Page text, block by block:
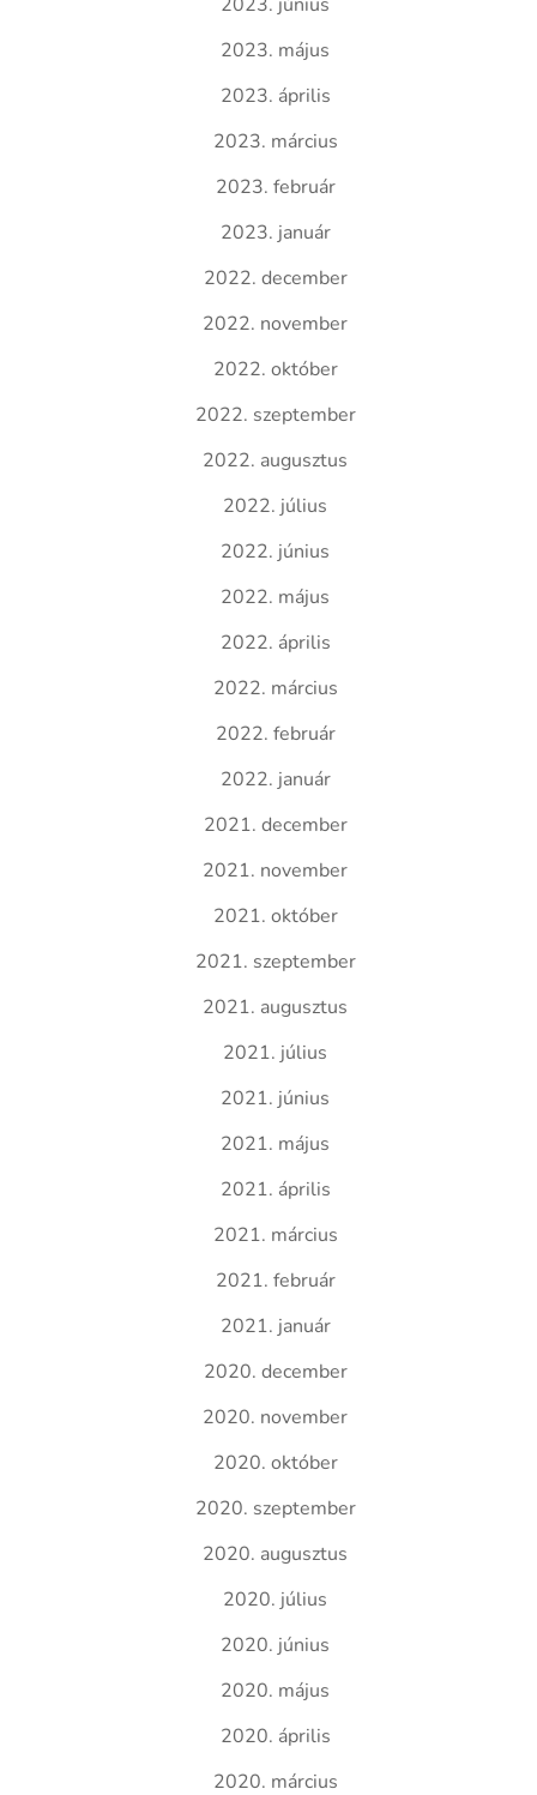
2023. május
2023. április
2023. március
2023. február
2023. január
2022. december
2022. november
2022. október
2022. szeptember
2022. augusztus
2022. július
2022. június
2022. május
2022. április
2022. március
2022. február
2022. január
2021. december
2021. november
2021. október
2021. szeptember
2021. augusztus
2021. július
2021. június
2021. május
2021. április
2021. március
2021. február
2021. január
2020. december
2020. november
2020. október
2020. szeptember
2020. augusztus
2020. július
2020. június
2020. május
2020. április
2020. március